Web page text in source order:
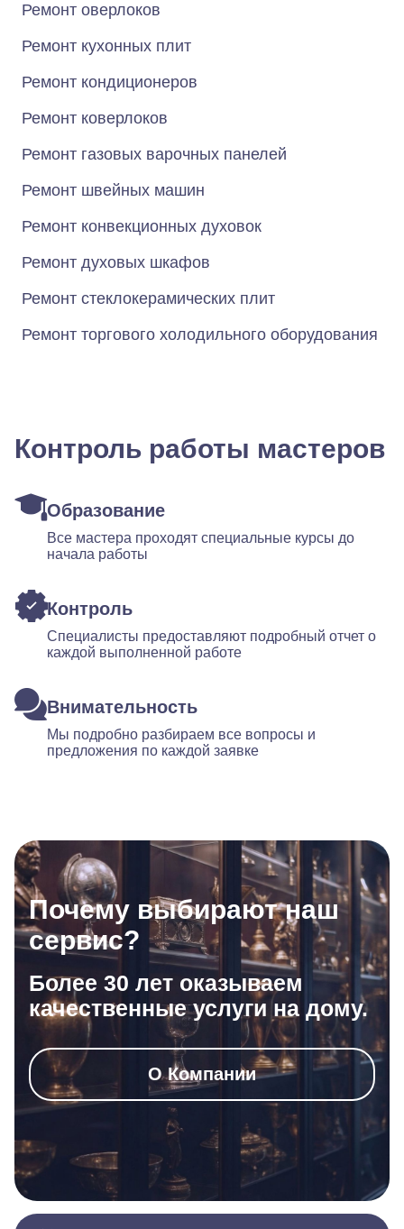
Ремонт оверлоков
Ремонт кухонных плит
Ремонт кондиционеров
Ремонт коверлоков
Ремонт газовых варочных панелей
Ремонт швейных машин
Ремонт конвекционных духовок
Ремонт духовых шкафов
Ремонт стеклокерамических плит
Ремонт торгового холодильного оборудования
Контроль работы мастеров
Образование
Все мастера проходят специальные курсы до
начала работы
Контроль
Специалисты предоставляют подробный отчет о
каждой выполненной работе
Внимательность
Мы подробно разбираем все вопросы и
предложения по каждой заявке
Почему выбирают наш
сервис?
Более 30 лет оказываем
качественные услуги на дому.
О Компании